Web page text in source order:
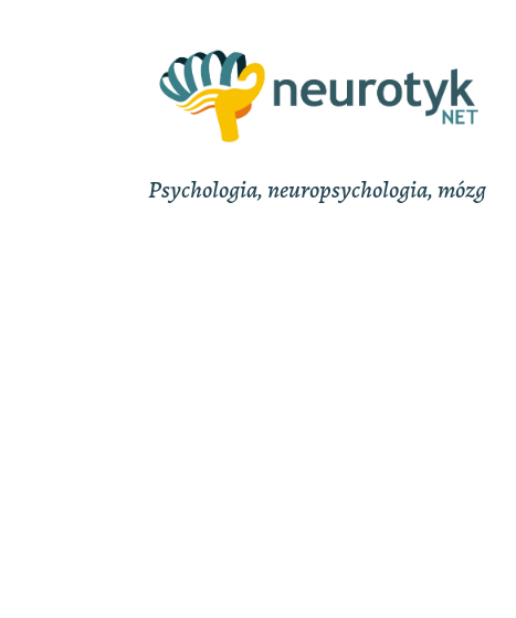
Psychologia, neuropsychologia, mózg